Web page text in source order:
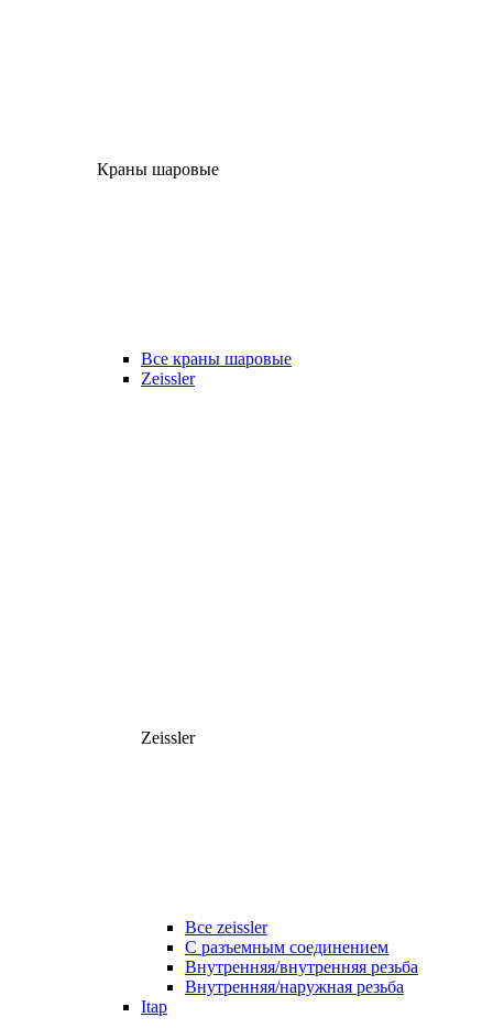
Краны шаровые
Все краны шаровые
Zeissler
Zeissler
Все zeissler
С разъемным соединением
Внутренняя/внутренняя резьба
Внутренняя/наружная резьба
Itap